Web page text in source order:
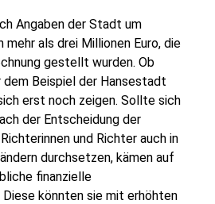
Angaben der Stadt um
mehr als drei Millionen Euro, die
gestellt wurden. Ob
dem Beispiel der Hansestadt
erst noch zeigen. Sollte sich
der Entscheidung der
und Richter auch in
durchsetzen, kämen auf
finanzielle
könnten sie mit erhöhten